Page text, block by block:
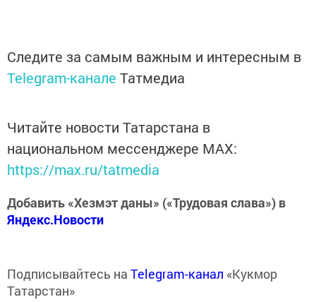
Следите за самым важным и интересным в
Telegram-канале Татмедиа
Читайте новости Татарстана в
национальном мессенджере MАХ:
https://max.ru/tatmedia
Добавить «Хезмэт даны» («Трудовая слава») в
Яндекс.Новости
Подписывайтесь на Telegram-канал «Кукмор
Татарстан»